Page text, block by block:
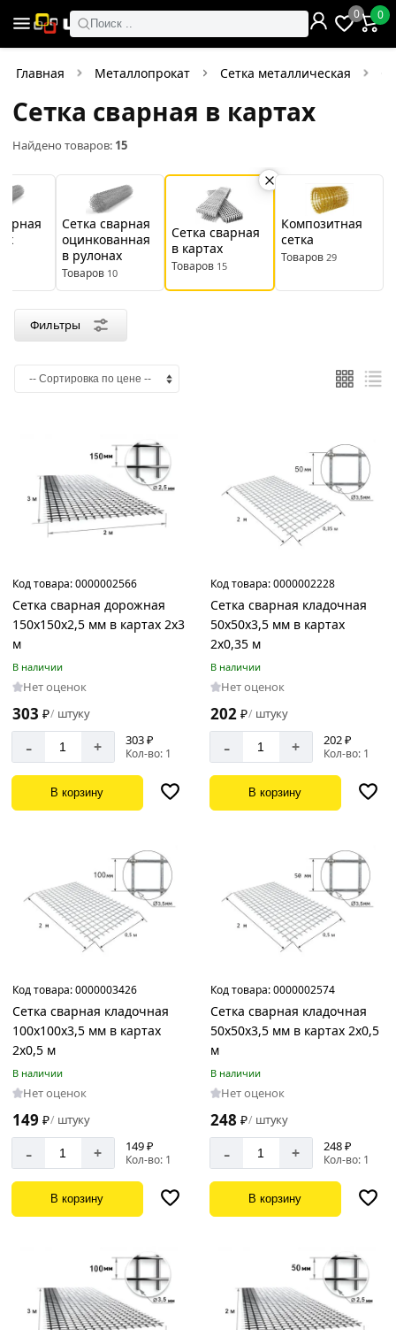
Поиск ..
0 0
Главная Металлопрокат Сетка металлическая
Сетка сварная в картах
Найдено товаров: 15
Сетка сварная
оцинкованная
в рулонах
Товаров 10
Сетка сварная
в картах
Товаров 15
Композитная
сетка
Товаров 29
Фильтры
Фильтры
Найдено товаров:
В
Со
Цена
руб.
Производитель
Страна
Россия
Сталь
Толщина
мм
ячеек
100х100
мм
50х50
мм
Длина
сетки
3000
мм
Код товара:0000002566
Сетка сварная дорожная
150х150х2,5 мм в картах 2х3
м
В наличии
Нет оценок
303 ₽/ штуку
- + 303 ₽
Кол-во: 1
В корзину
Код товара:0000002228
Сетка сварная кладочная
50х50х3,5 мм в картах
2х0,35 м
В наличии
Нет оценок
202 ₽/ штуку
- + 202 ₽
Кол-во: 1
В корзину
Код товара:0000003426
Сетка сварная кладочная
100х100х3,5 мм в картах
2х0,5 м
В наличии
Нет оценок
149 ₽/ штуку
- + 149 ₽
Кол-во: 1
В корзину
Код товара:0000002574
Сетка сварная кладочная
50х50х3,5 мм в картах 2х0,5
м
В наличии
Нет оценок
248 ₽/ штуку
- + 248 ₽
Кол-во: 1
В корзину